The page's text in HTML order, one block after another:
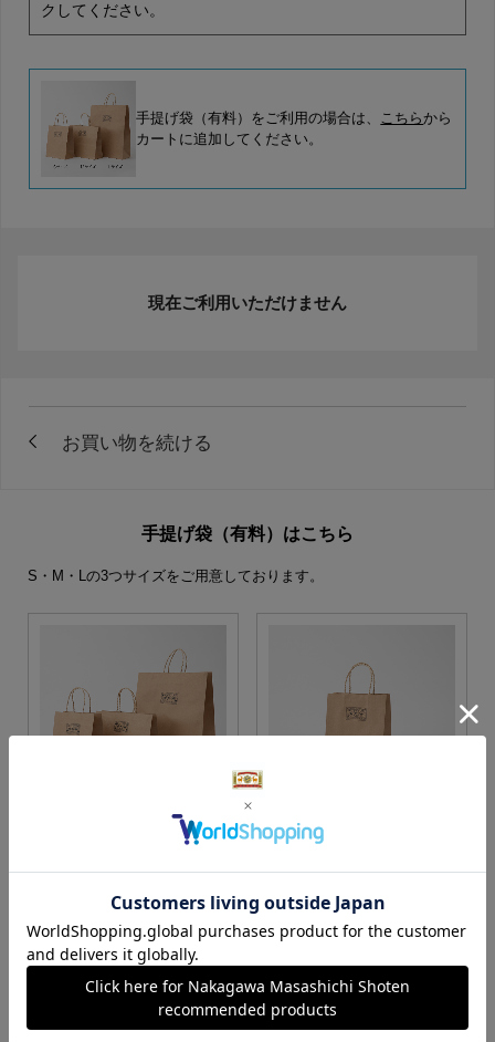
クしてください。
手提げ袋（有料）をご利用の場合は、 こちらから
カートに追加してください。
現在ご利用いただけません
手提げ袋（有料）はこちら
S・M・Lの3つサイズをご用意しております。
S・M・Lサイズより当店に
カートに入れる
Sサイズ
カートに入れる